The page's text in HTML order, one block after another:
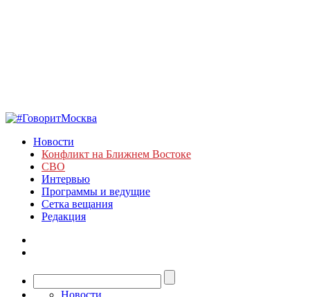
Новости
Конфликт на Ближнем Востоке
СВО
Интервью
Программы и ведущие
Сетка вещания
Редакция
Новости